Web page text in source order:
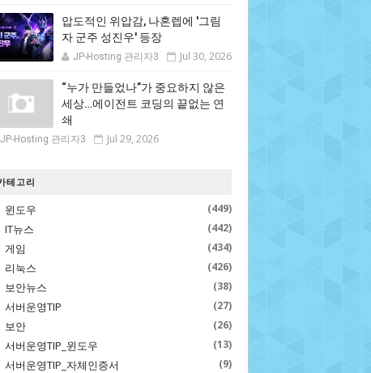
압도적인 위압감, 나혼렙에 '그림
자 군주 성진우' 등장
JP-Hosting 관리자3 Jul 30, 2026
“누가 만들었나”가 중요하지 않은
세상…에이전트 코딩의 끝없는 연
쇄
JP-Hosting 관리자3 Jul 29, 2026
테고리
윈도우 (449)
IT뉴스 (442)
게임 (434)
리눅스 (426)
보안뉴스 (38)
서버운영TIP (27)
보안 (26)
서버운영TIP_윈도우 (13)
서버운영TIP_자체인증서 (9)